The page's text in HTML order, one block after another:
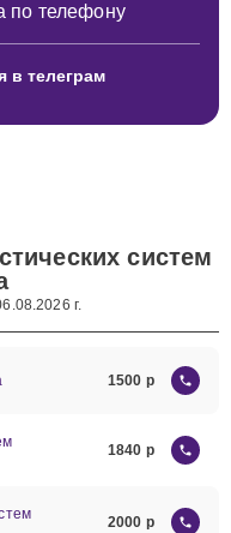
по телефону
в телеграм
систем
г.
1500
1840
2000